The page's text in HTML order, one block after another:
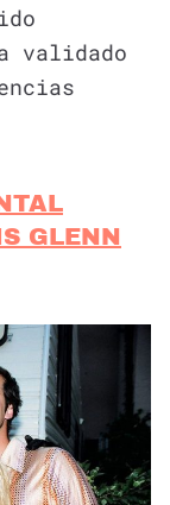
validado
GLENN